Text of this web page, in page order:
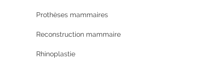
Prothèses mammaires
Reconstruction mammaire
Rhinoplastie